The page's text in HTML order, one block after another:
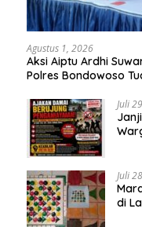
Agustus 1, 2026
Aksi Aiptu Ardhi
Polres Bondowoso
Tumbang
Juli
Juli
di